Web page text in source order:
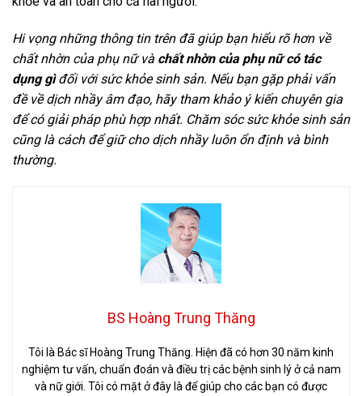
Hi vọng những thông tin trên đã giúp bạn hiểu rõ hơn về
chất nhờn của phụ nữ và chất nhờn của phụ nữ có tác
dụng gìđối với sức khỏe sinh sản. Nếu bạn gặp phải vấn
đề về dịch nhầy âm đạo, hãy tham khảo ý kiến ​​chuyên gia
để có giải pháp phù hợp nhất. Chăm sóc sức khỏe sinh sản
cũng là cách để giữ cho dịch nhầy luôn ổn định và bình
thường.
BS Hoàng Trung Thăng
Tôi là Bác sĩ Hoàng Trung Thăng. Hiện đã có hơn 30 năm kinh
nghiệm tư vấn, chuẩn đoán và điều trị các bệnh sinh lý ở cả nam
và nữ giới. Tôi có mặt ở đây là để giúp cho các bạn có được